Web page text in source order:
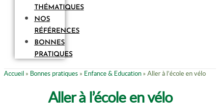
THÉMATIQUES
NOS
RÉFÉRENCES
BONNES
PRATIQUES
Accueil » Bonnes pratiques » Enfance & Education » Aller à l’école en vélo
Aller à l’école en vélo